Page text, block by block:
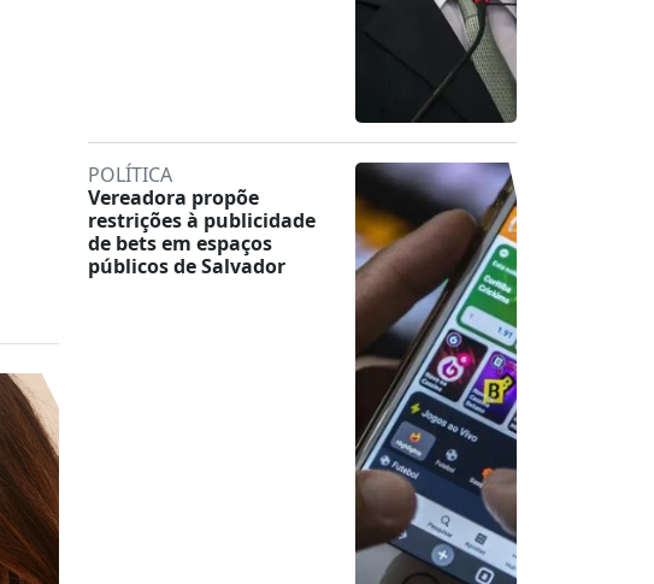
POLÍTICA
Vereadora propõe
restrições à publicidade
de bets em espaços
públicos de Salvador